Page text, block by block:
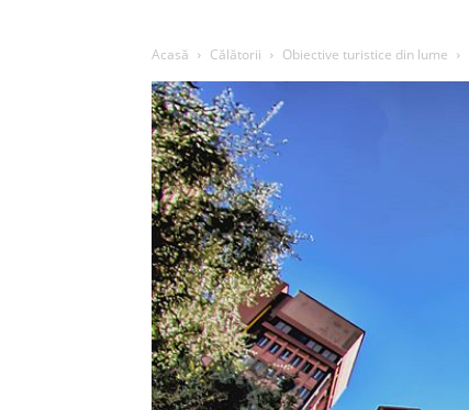
Acasă Călătorii Obiective turistice din lume